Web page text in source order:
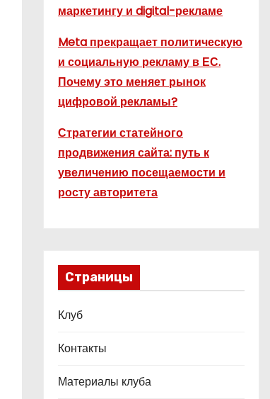
маркетингу и digital-рекламе
Meta прекращает политическую
и социальную рекламу в ЕС.
Почему это меняет рынок
цифровой рекламы?
Стратегии статейного
продвижения сайта: путь к
увеличению посещаемости и
росту авторитета
Страницы
Клуб
Контакты
Материалы клуба